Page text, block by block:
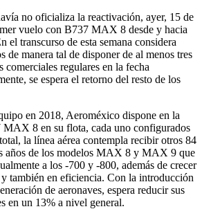
no oficializa la reactivación, ayer, 15 de
vuelo con B737 MAX 8 desde y hacia
el transcurso de esta semana considera
de manera tal de disponer de al menos tres
comerciales regulares en la fecha
se espera el retorno del resto de los
en 2018, Aeroméxico dispone en la
MAX 8 en su flota, cada uno configurados
la línea aérea contempla recibir otros 84
años de los modelos MAX 8 y MAX 9 que
a los -700 y -800, además de crecer
también en eficiencia. Con la introducción
de aeronaves, espera reducir sus
en un 13% a nivel general.